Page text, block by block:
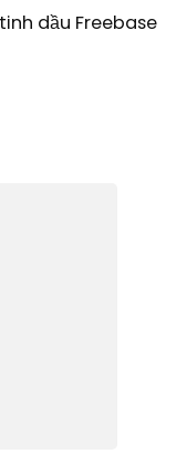
dầu Freebase